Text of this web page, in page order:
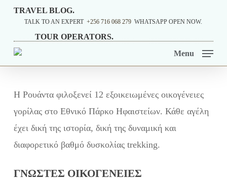
Skip
main
content
TRAVEL BLOG.
TALK TO AN EXPERT +256 716 068 279 WHATSAPP OPEN NOW.
TOUR OPERATORS.
Menu
Η Ρουάντα φιλοξενεί 12 εξοικειωμένες οικογένειες
γορίλας στο Εθνικό Πάρκο Ηφαιστείων. Κάθε αγέλη
έχει δική της ιστορία, δική της δυναμική και
διαφορετικό βαθμό δυσκολίας trekking.
ΓΝΩΣΤΈΣ ΟΙΚΟΓΈΝΕΙΕΣ